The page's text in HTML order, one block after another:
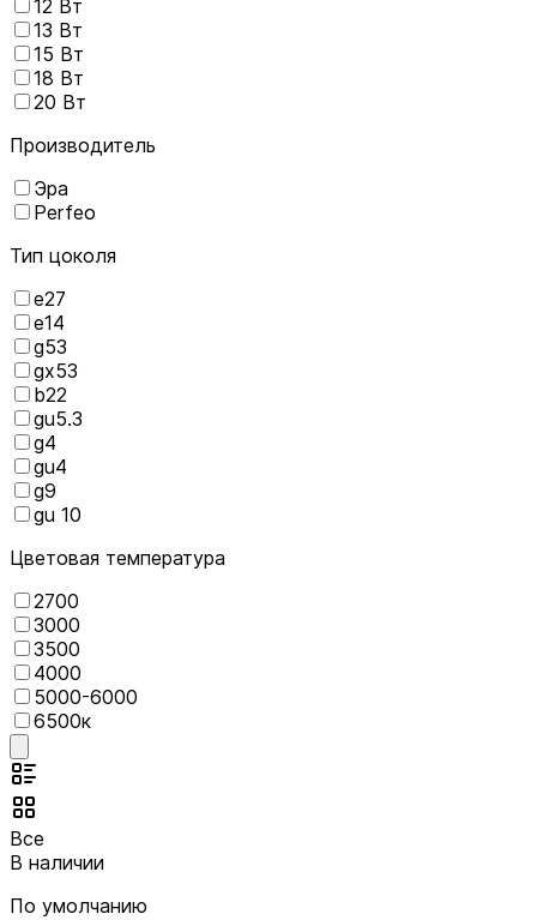
12 Вт
13 Вт
15 Вт
18 Вт
20 Вт
Производитель
Эра
Perfeo
Тип цоколя
е27
e14
g53
gx53
b22
gu5.3
g4
gu4
g9
gu 10
Цветовая температура
2700
3000
3500
4000
5000-6000
6500к
Все
В наличии
По умолчанию